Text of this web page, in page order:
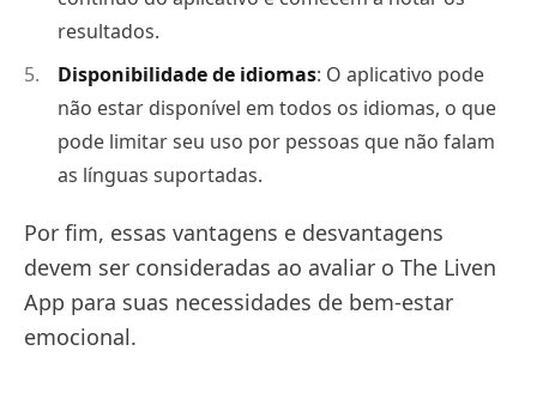
resultados.
Disponibilidade de idiomas: O aplicativo pode
não estar disponível em todos os idiomas, o que
pode limitar seu uso por pessoas que não falam
as línguas suportadas.
Por fim, essas vantagens e desvantagens
devem ser consideradas ao avaliar o The Liven
App para suas necessidades de bem-estar
emocional.